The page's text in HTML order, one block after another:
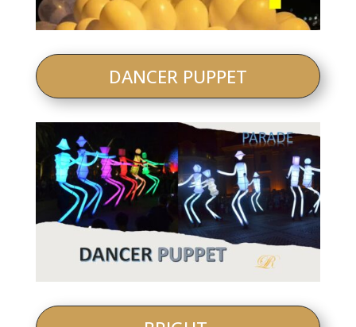
DANCER PUPPET